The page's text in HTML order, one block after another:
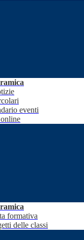
eventi
formativa
delle classi